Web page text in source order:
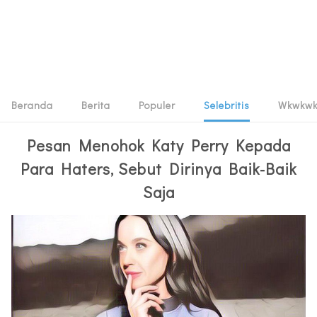
Beranda Berita Populer Selebritis Wkwkwk
Pesan Menohok Katy Perry Kepada
Para Haters, Sebut Dirinya Baik-Baik
Saja